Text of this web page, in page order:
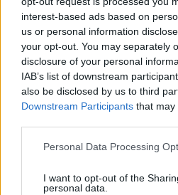
interest-based ads based on
us or personal information
your opt-out. You may separately
disclosure of your personal
IAB’s list of downstream
also be disclosed by us to third
Downstream Participants that may
Please note that this website/app
not limited to your visit or usage
Personal Data Processing
I want to opt-out of the
personal data.
2891
21/12/2009 alle:
12:19:37
il frigo messo sull'automatico
gas dopo una decina di minuti e
aprire il gas appena ti fermi.
carlomario
4711
Risposta al messaggio di
> perchè quando sei vicino a una